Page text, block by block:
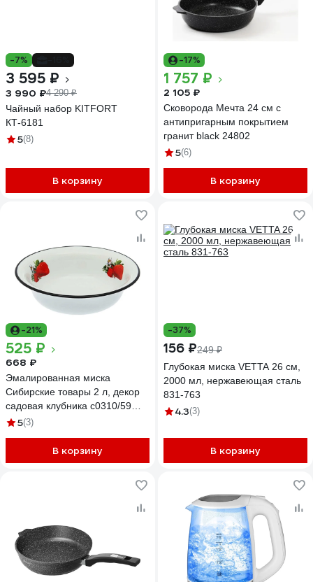
-7%
3 595 ₽
3 990 ₽4 290 ₽
Чайный набор KITFORT
КТ-6181
5(8)
В корзину
-17%
1 757 ₽
2 105 ₽
Сковорода Мечта 24 см с
антипригарным покрытием
гранит black 24802
5(6)
В корзину
-21%
525 ₽
668 ₽
Эмалированная миска
Сибирские товары 2 л, декор
садовая клубника с0310/59
ПД6295
5(3)
В корзину
-37%
156 ₽249 ₽
Глубокая миска VETTA 26 см,
2000 мл, нержавеющая сталь
831-763
4.3(3)
В корзину